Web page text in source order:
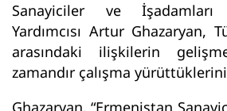
Sanayiciler ve
Yardımcısı Artur Ghazaryan,
arasındaki ilişkilerin
zamandır çalışma
Ghazaryan, “Ermenistan